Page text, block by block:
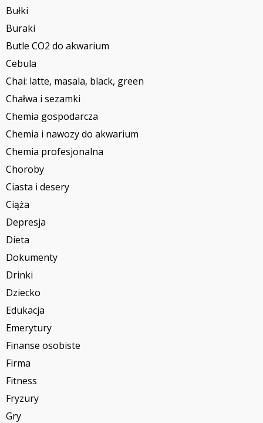
Bułki
Buraki
Butle CO2 do akwarium
Cebula
Chai: latte, masala, black, green
Chałwa i sezamki
Chemia gospodarcza
Chemia i nawozy do akwarium
Chemia profesjonalna
Choroby
Ciasta i desery
Ciąża
Depresja
Dieta
Dokumenty
Drinki
Dziecko
Edukacja
Emerytury
Finanse osobiste
Firma
Fitness
Fryzury
Gry